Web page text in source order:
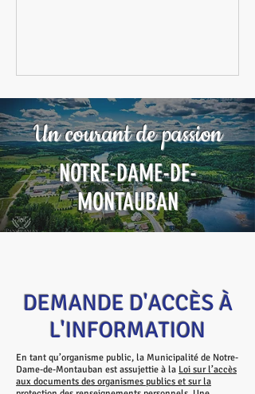
Un courant de passion
NOTRE-DAME-DE-
MONTAUBAN
DEMANDE D'ACCÈS À
L'INFORMATION
En tant qu’organisme public, la Municipalité de Notre-
Dame-de-Montauban est assujettie à la Loi sur l’accès
aux documents des organismes publics et sur la